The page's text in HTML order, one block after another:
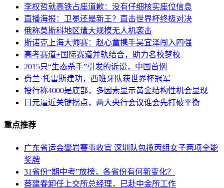
李权哲就高铁占座道歉：没有仔细核实座位信息
直播海报：卫冕还是新王？直击世界杯终极对决
俄称莫斯科地区遭大规模无人机袭击
斯诺克上海大师赛：赵心童携手吴宜泽闯入四强
高考赛道+国际赛道并轨结合，助力名校梦校
2015只“生态杀手”引发的诉讼，中国首例
费兰·托雷斯建功，西班牙队获世界杯冠军
投行称4000是底部，多因素显示黄金结构性机会显现
日元逼近关键拐点，两大央行会议谁会先打破平衡
重点推荐
广东省运会攀岩赛事收官 深圳队包揽丙组女子两项全能
奖牌
31省份“期中考”放榜，各省份有何新变化？
蔡建春卸任上交所总经理，已赴中金所工作